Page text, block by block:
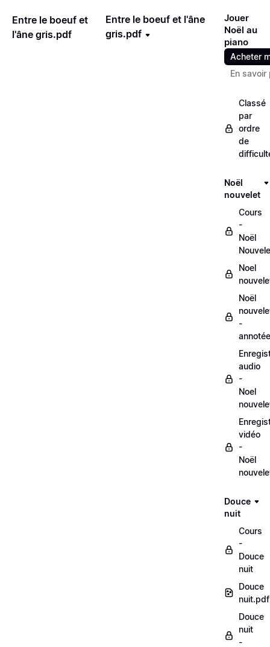
Entre le boeuf et
l'âne gris.pdf
Entre le boeuf et l'âne
gris.pdf
Jouer
Noël au
piano
Acheter
En savoir
Classé
par
ordre
de
Noël
nouvelet
Cours
-
Noël
Noel
Noël
-
audio
-
Noel
vidéo
-
Noël
Douce
nuit
Cours
-
Douce
nuit
Douce
nuit.pdf
Douce
nuit
-